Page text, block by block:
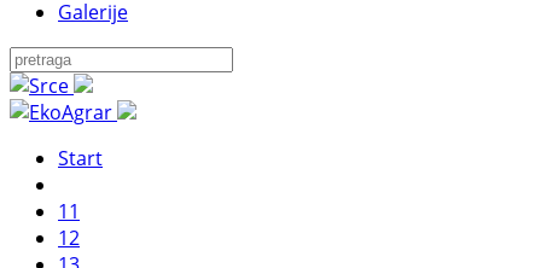
Galerije
Start
11
12